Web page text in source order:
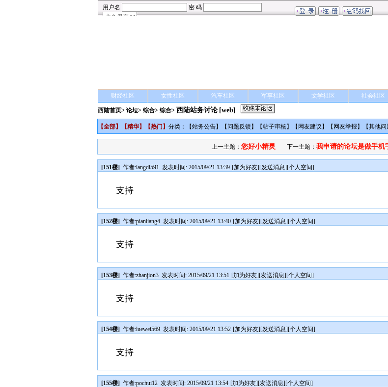
财经社区 女性社区 汽车社区 军事社区 文学社区 社会社区
西陆首页> 论坛> 综合> 综合> 西陆站务讨论 [web]
【全部】【精华】【热门 】 分类：【站务公告】【问题反馈】【帖子审核】【 网友建议 】【 网友举报 】【其他问
上一主题：您好小精灵 下一主题：我申请的论坛是做手机
[151楼] 作者:langdi591 发表时间: 2015/09/21 13:39 [加为好友][发送消息][个人空间]
支持
[152楼] 作者:pianliang4 发表时间: 2015/09/21 13:40 [加为好友][发送消息][个人空间]
支持
[153楼] 作者:zhanjion3 发表时间: 2015/09/21 13:51 [加为好友][发送消息][个人空间]
支持
[154楼] 作者:luewei569 发表时间: 2015/09/21 13:52 [加为好友][发送消息][个人空间]
支持
[155楼] 作者:pochui12 发表时间: 2015/09/21 13:54 [加为好友][发送消息][个人空间]